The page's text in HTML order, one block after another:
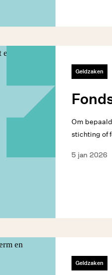
Geldzaken
Om
stichting of
5 jan 2026
Geldzaken